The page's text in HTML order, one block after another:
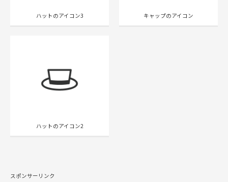
ハットのアイコン3 キャップのアイコン
ハットのアイコン2
スポンサーリンク